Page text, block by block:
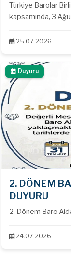
Türkiye Barolar
kapsamında, 3
ortamda gerçekleştirilecektir. Yeni
Baro tarafından
doğrudan Nüfus
iletilecek,
birlikte Nüfus
25.07.2026
Duyuru
2. DÖNEM
DUYURU
2. Dönem Baro
24.07.2026